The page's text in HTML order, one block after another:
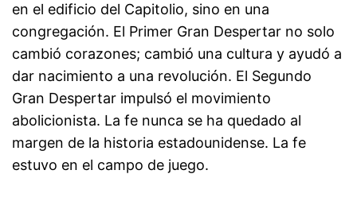
en el edificio del Capitolio, sino en una
congregación. El Primer Gran Despertar no solo
cambió corazones; cambió una cultura y ayudó a
dar nacimiento a una revolución. El Segundo
Gran Despertar impulsó el movimiento
abolicionista. La fe nunca se ha quedado al
margen de la historia estadounidense. La fe
estuvo en el campo de juego.